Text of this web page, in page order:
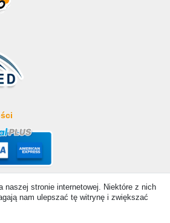
naszej stronie internetowej. Niektóre z nich
nam ulepszać tę witrynę i zwiększać